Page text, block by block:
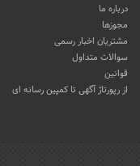
درباره ما
مجوزها
مشتریان اخبار رسمی
سوالات متداول
قوانین
از رپورتاژ آگهی تا کمپین رسانه ای